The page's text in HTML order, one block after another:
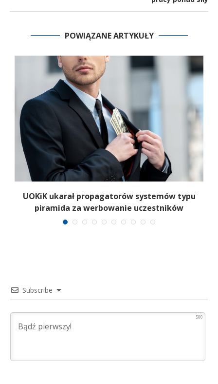
POWIĄZANE ARTYKUŁY
UOKiK ukarał propagatorów systemów typu
piramida za werbowanie uczestników
Subscribe
500